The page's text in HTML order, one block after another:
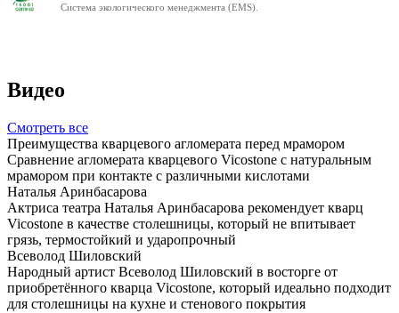
Система экологического менеджмента (EMS).
Видео
Смотреть все
Преимущества кварцевого агломерата перед мрамором
Сравнение агломерата кварцевого Vicostone с натуральным
мрамором при контакте с различными кислотами
Наталья Аринбасарова
Актриса театра Наталья Аринбасарова рекомендует кварц
Vicostone в качестве столешницы, который не впитывает
грязь, термостойкий и ударопрочный
Всеволод Шиловский
Народный артист Всеволод Шиловский в восторге от
приобретённого кварца Vicostone, который идеально подходит
для столешницы на кухне и стенового покрытия